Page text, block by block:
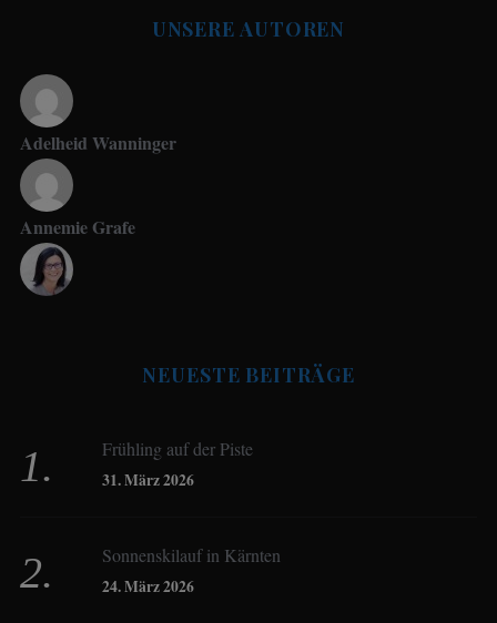
UNSERE AUTOREN
Adelheid Wanninger
Annemie Grafe
Birgit Werner
Christoph Schrahe
NEUESTE BEITRÄGE
Frühling auf der Piste
31. März 2026
Sonnenskilauf in Kärnten
24. März 2026